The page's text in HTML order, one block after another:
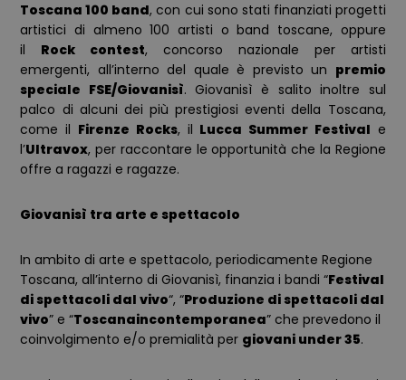
Toscana 100 band, con cui sono stati finanziati progetti
artistici di almeno 100 artisti o band toscane,oppure
il
Rock contest,concorso nazionale per artisti
emergenti, all’interno del quale è previsto un premio
speciale FSE/Giovanisì. Giovanisì è salito inoltre sul
palco di alcuni dei più prestigiosi eventi della Toscana,
come il Firenze Rocks, il Lucca Summer Festival e
l’Ultravox, per raccontare le opportunità che la Regione
offre a ragazzi e ragazze.
Giovanisì tra arte e spettacolo
In ambito di arte e spettacolo, periodicamente Regione
Toscana, all’interno di Giovanisì, finanzia i bandi “Festival
di spettacoli dal vivo“, “Produzione di spettacoli dal
vivo” e “Toscanaincontemporanea” che prevedono il
coinvolgimento e/o premialità per giovani under 35.